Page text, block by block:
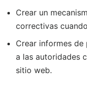
Crear un
correctivas
Crear informes
a las autoridades
sitio web.